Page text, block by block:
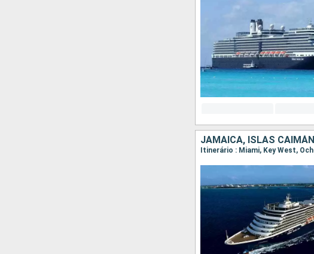
JAMAICA, ISLAS
Itinerário : Miami, Key West,